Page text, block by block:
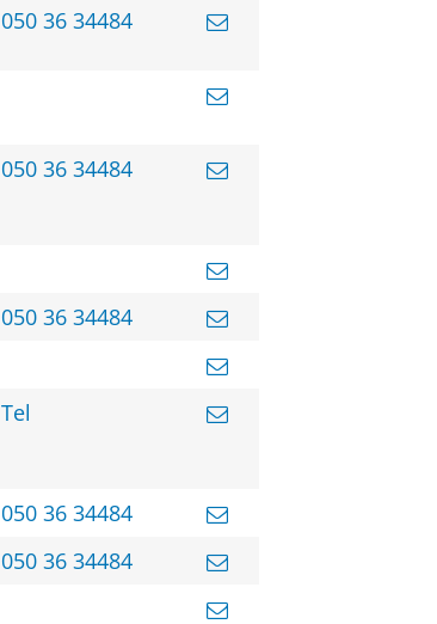
050 36 34484
050 36 34484
050 36 34484
Tel
050 36 34484
050 36 34484